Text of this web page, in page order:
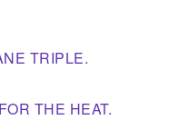
TRIPLE.
THE HEAT.